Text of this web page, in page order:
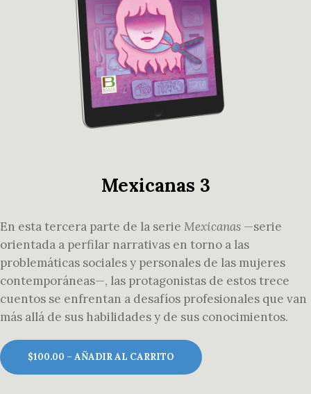
Mexicanas 3
En esta tercera parte de la serie Mexicanas —serie
orientada a perfilar narrativas en torno a las
problemáticas sociales y personales de las mujeres
contemporáneas—, las protagonistas de estos trece
cuentos se enfrentan a desafíos profesionales que van
más allá de sus habilidades y de sus conocimientos.
$100.00 – AÑADIR AL CARRITO